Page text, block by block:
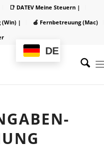
📑 DATEV Meine Steuern |
(Win) |
🍏 Fernbetreuung (Mac)
DE